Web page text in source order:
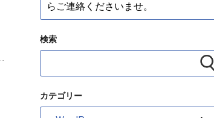
らご連絡くださいませ。
検索
カテゴリー
カ